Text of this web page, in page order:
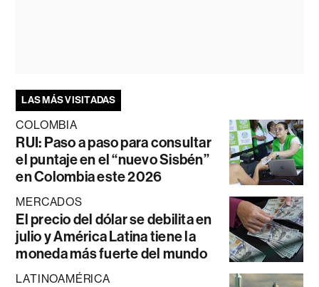
LAS MÁS VISITADAS
COLOMBIA
RUI: Paso a paso para consultar
el puntaje en el “nuevo Sisbén”
en Colombia este 2026
MERCADOS
El precio del dólar se debilita en
julio y América Latina tiene la
moneda más fuerte del mundo
LATINOAMÉRICA